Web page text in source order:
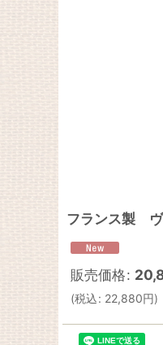
フランス製
販売価格:
(税込: 22,880円)